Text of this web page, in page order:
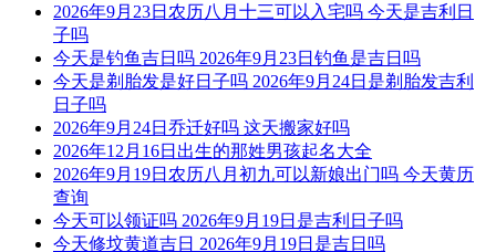
被今天五行生。寓意容易得到贵人的帮助，事事顺心如意。人
缘和异性缘也会变得非常好，对身边的人来说显得格外有魅
力。可以借助五行的影响，充分发挥自己的才能。
【次吉色】黄色、咖色、棕色、褐色、橙黄
与今天五行同。寓意幸运眷顾，做事顺利，有助于合作和谈判
的进行，实现共赢。这是一个很好的机会，不要犹豫，勇敢迈
出你的步伐，相信会有好的结果。
【平平色】绿色、青色、青绿、翠绿
2026年9月23日农历八月十三可以入宅吗 今天是吉利日
子吗
今天是钓鱼吉日吗 2026年9月23日钓鱼是吉日吗
今天是剃胎发是好日子吗 2026年9月24日是剃胎发吉利
日子吗
2026年9月24日乔迁好吗 这天搬家好吗
2026年12月16日出生的那姓男孩起名大全
2026年9月19日农历八月初九可以新娘出门吗 今天黄历
查询
今天可以领证吗 2026年9月19日是吉利日子吗
今天修坟黄道吉日 2026年9月19日是吉日吗